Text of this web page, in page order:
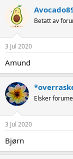
Betatt av
3 Jul 2020
Amund
Elsker
3 Jul 2020
Bjørn